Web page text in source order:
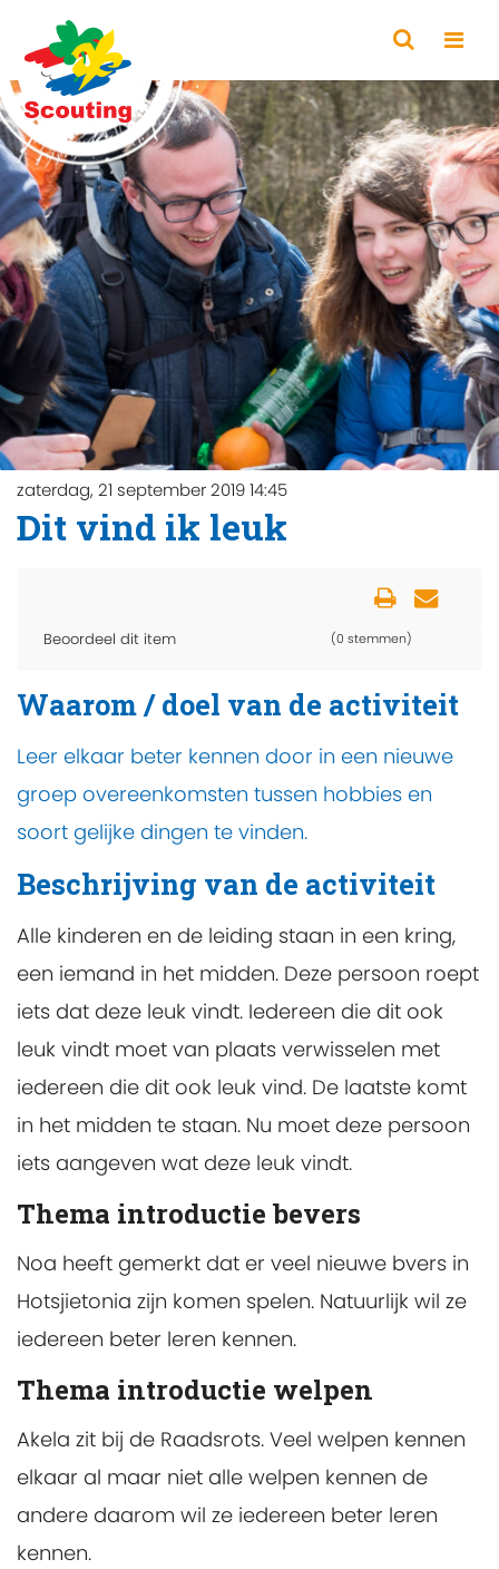
zaterdag, 21 september 2019 14:45
Dit vind ik leuk
Beoordeel dit item (0 stemmen)
Waarom / doel van de activiteit
Leer elkaar beter kennen door in een nieuwe
groep overeenkomsten tussen hobbies en
soort gelijke dingen te vinden.
Beschrijving van de activiteit
Alle kinderen en de leiding staan in een kring,
een iemand in het midden. Deze persoon roept
iets dat deze leuk vindt. Iedereen die dit ook
leuk vindt moet van plaats verwisselen met
iedereen die dit ook leuk vind. De laatste komt
in het midden te staan. Nu moet deze persoon
iets aangeven wat deze leuk vindt.
Thema introductie bevers
Noa heeft gemerkt dat er veel nieuwe bvers in
Hotsjietonia zijn komen spelen. Natuurlijk wil ze
iedereen beter leren kennen.
Thema introductie welpen
Akela zit bij de Raadsrots. Veel welpen kennen
elkaar al maar niet alle welpen kennen de
andere daarom wil ze iedereen beter leren
kennen.